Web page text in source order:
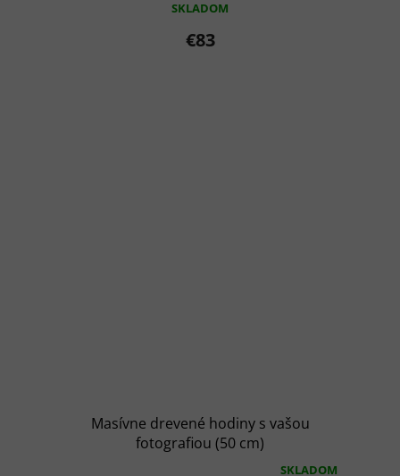
SKLADOM
€83
Masívne drevené hodiny s vašou
fotografiou (50 cm)
SKLADOM